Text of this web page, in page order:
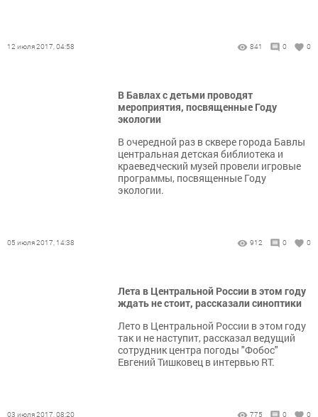
12 июля 2017, 04:58 841 0 0
В Бавлах с детьми проводят
мероприятия, посвященные Году
экологии
В очередной раз в сквере города Бавлы
центральная детская библиотека и
краеведческий музей провели игровые
программы, посвященные Году
экологии.
05 июля 2017, 14:38 912 0 0
Лета в Центральной России в этом году
ждать не стоит, рассказали синоптики
Лето в Центральной России в этом году
так и не наступит, рассказал ведущий
сотрудник центра погоды "Фобос"
Евгений Тишковец в интервью RT.
03 июля 2017, 08:20 775 0 0